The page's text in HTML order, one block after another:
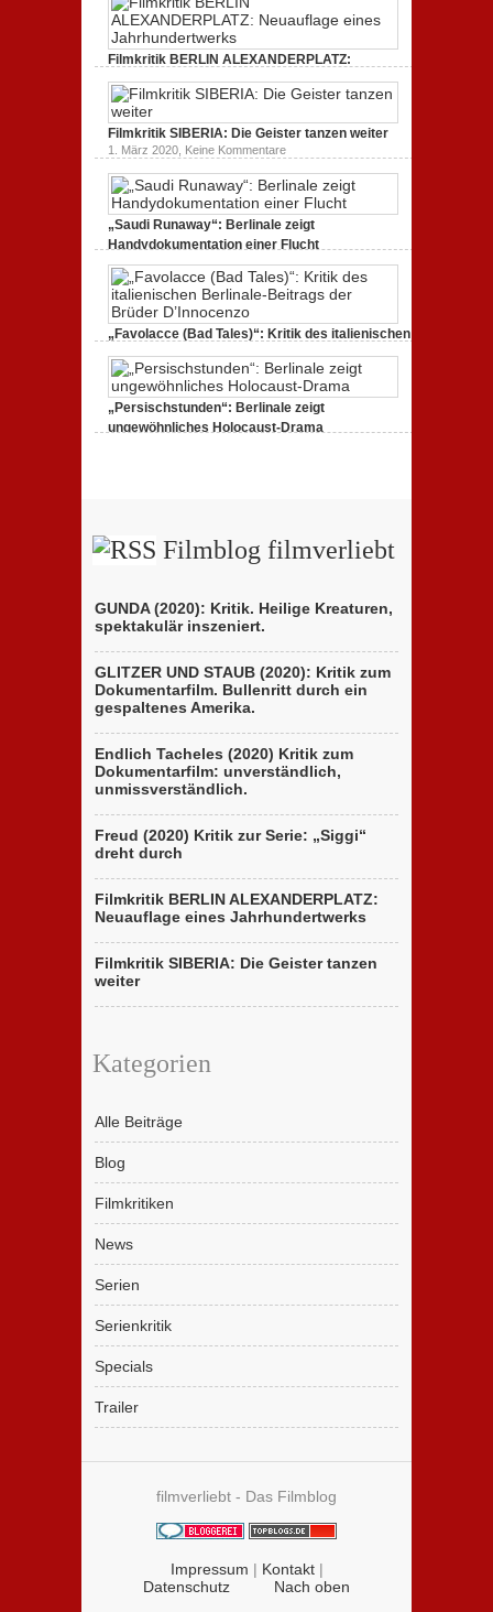
unverständlich,
zur
dreht
durch
Filmkritik BERLIN ALEXANDERPLATZ:
Neuauflage eines Jahrhundertwerks
1. März 2020,Keine Kommentarezu
BERLIN
ALEXANDERPLATZ:
Neuauflage
eines
Jahrhundertwerks
Filmkritik SIBERIA: Die Geister tanzen weiter
1. März 2020, Keine Kommentarezu
Filmkritik
SIBERIA:
Die
Geister
tanzen
weiter
„Saudi Runaway“: Berlinale zeigt
Handydokumentation einer Flucht
„Saudi
Runaway“:
Berlinale
Handydokumentation
einer
„Favolacce (Bad Tales)“: Kritik des italienischen
Berlinale-Beitrags der Brüder D’Innocenzo
25. Februar 2020,Keine Kommentarezu
„Favolacce
(Bad
Tales)“:
Kritik
des
„Persischstunden“: Berlinale zeigt
ungewöhnliches Holocaust-Drama
Filmblog filmverliebt
GUNDA (2020): Kritik. Heilige Kreaturen,
spektakulär inszeniert.
GLITZER UND STAUB (2020): Kritik zum
Dokumentarfilm. Bullenritt durch ein
gespaltenes Amerika.
Endlich Tacheles (2020) Kritik zum
Dokumentarfilm: unverständlich,
unmissverständlich.
Freud (2020) Kritik zur Serie: „Siggi“
dreht durch
Filmkritik BERLIN ALEXANDERPLATZ:
Neuauflage eines Jahrhundertwerks
Filmkritik SIBERIA: Die Geister tanzen
weiter
Kategorien
Alle Beiträge
Blog
Filmkritiken
News
Serien
Serienkritik
Specials
Trailer
filmverliebt - Das Filmblog
Impressum | Kontakt|
Datenschutz
Nach oben